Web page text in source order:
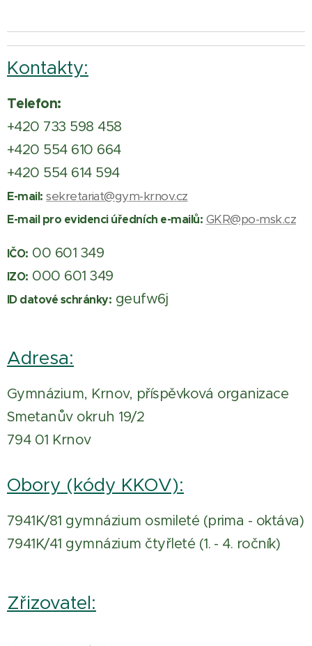
Kontakty:
Telefon:
+420 733 598 458
+420 554 610 664
+420 554 614 594
E-mail: sekretariat@gym-krnov.cz
E-mail pro evidenci úředních e-mailů: GKR@po-msk.cz
IČO: 00 601 349
IZO: 000 601 349
ID datové schránky: geufw6j
Adresa:
Gymnázium, Krnov, příspěvková organizace
Smetanův okruh 19/2
794 01 Krnov
Obory (kódy KKOV):
7941K/81 gymnázium osmileté (prima - oktáva)
7941K/41 gymnázium čtyřleté (1. - 4. ročník)
Zřizovatel: